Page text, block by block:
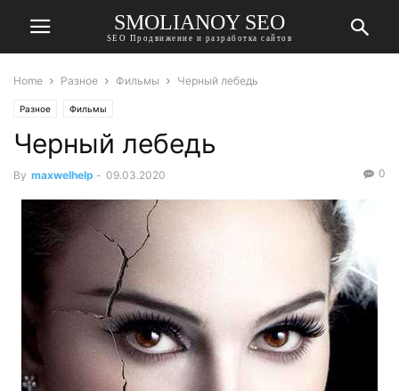
SMOLIANOY SEO
SEO Продвижение и разработка сайтов
Home Разное Фильмы Черный лебедь
Разное Фильмы
Черный лебедь
By maxwelhelp - 09.03.2020 0